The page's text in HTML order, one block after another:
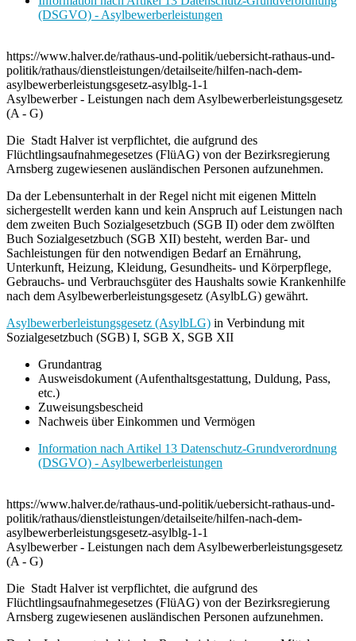
(DSGVO) - Asylbewerberleistungen
https://www.halver.de/rathaus-und-politik/uebersicht-rathaus-und-
politik/rathaus/dienstleistungen/detailseite/hilfen-nach-dem-
asylbewerberleistungsgesetz-asylblg-1-1
Asylbewerber - Leistungen nach dem Asylbewerberleistungsgesetz
(A - G)
Die Stadt Halver ist verpflichtet, die aufgrund des
Flüchtlingsaufnahmegesetzes (FlüAG) von der Bezirksregierung
Arnsberg zugewiesenen ausländischen Personen aufzunehmen.
Da der Lebensunterhalt in der Regel nicht mit eigenen Mitteln
sichergestellt werden kann und kein Anspruch auf Leistungen nach
dem zweiten Buch Sozialgesetzbuch (SGB II) oder dem zwölften
Buch Sozialgesetzbuch (SGB XII) besteht, werden Bar- und
Sachleistungen für den notwendigen Bedarf an Ernährung,
Unterkunft, Heizung, Kleidung, Gesundheits- und Körperpflege,
Gebrauchs- und Verbrauchsgüter des Haushalts sowie Krankenhilfe
nach dem Asylbewerberleistungsgesetz (AsylbLG) gewährt.
Asylbewerberleistungsgesetz (AsylbLG) in Verbindung mit
Sozialgesetzbuch (SGB) I, SGB X, SGB XII
Grundantrag
Ausweisdokument (Aufenthaltsgestattung, Duldung, Pass,
etc.)
Zuweisungsbescheid
Nachweis über Einkommen und Vermögen
Information nach Artikel 13 Datenschutz-Grundverordnung
(DSGVO) - Asylbewerberleistungen
https://www.halver.de/rathaus-und-politik/uebersicht-rathaus-und-
politik/rathaus/dienstleistungen/detailseite/hilfen-nach-dem-
asylbewerberleistungsgesetz-asylblg-1-1
Asylbewerber - Leistungen nach dem Asylbewerberleistungsgesetz
(A - G)
Die Stadt Halver ist verpflichtet, die aufgrund des
Flüchtlingsaufnahmegesetzes (FlüAG) von der Bezirksregierung
Arnsberg zugewiesenen ausländischen Personen aufzunehmen.